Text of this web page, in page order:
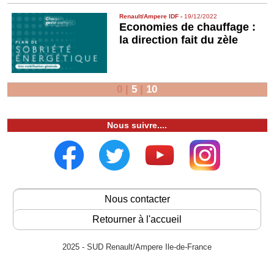
Renault/Ampere IDF - 19/12/2022
Economies de chauffage :
la direction fait du zèle
0 5 10
Nous suivre....
Nous contacter
Retourner à l'accueil
2025 - SUD Renault/Ampere Ile-de-France